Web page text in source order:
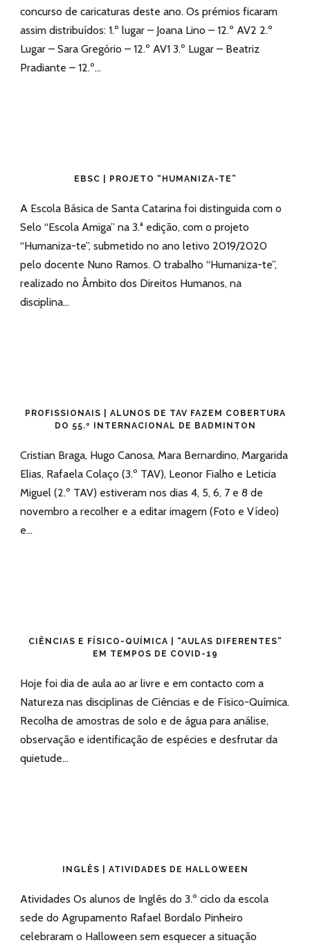
concurso de caricaturas deste ano. Os prémios ficaram
assim distribuídos: 1.º lugar – Joana Lino – 12.º AV2 2.º
Lugar – Sara Gregório – 12.º AV1 3.º Lugar – Beatriz
Pradiante – 12.º...
EBSC | PROJETO “HUMANIZA-TE”
A Escola Básica de Santa Catarina foi distinguida com o
Selo “Escola Amiga” na 3.ª edição, com o projeto
“Humaniza-te”, submetido no ano letivo 2019/2020
pelo docente Nuno Ramos. O trabalho “Humaniza-te”,
realizado no Âmbito dos Direitos Humanos, na
disciplina...
PROFISSIONAIS | ALUNOS DE TAV FAZEM COBERTURA
DO 55.º INTERNACIONAL DE BADMINTON
Cristian Braga, Hugo Canosa, Mara Bernardino, Margarida
Elias, Rafaela Colaço (3.º TAV), Leonor Fialho e Leticia
Miguel (2.º TAV) estiveram nos dias 4, 5, 6, 7 e 8 de
novembro a recolher e a editar imagem (Foto e Vídeo)
e...
CIÊNCIAS E FÍSICO-QUÍMICA | “AULAS DIFERENTES”
EM TEMPOS DE COVID-19
Hoje foi dia de aula ao ar livre e em contacto com a
Natureza nas disciplinas de Ciências e de Físico-Química.
Recolha de amostras de solo e de água para análise,
observação e identificação de espécies e desfrutar da
quietude...
INGLÊS | ATIVIDADES DE HALLOWEEN
Atividades Os alunos de Inglês do 3.º ciclo da escola
sede do Agrupamento Rafael Bordalo Pinheiro
celebraram o Halloween sem esquecer a situação